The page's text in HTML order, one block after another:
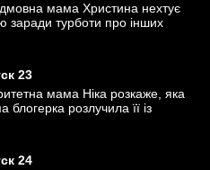
мама Христина нехтує
заради турботи про інших
23
мама Ніка розкаже, яка
блогерка розлучила її із
24